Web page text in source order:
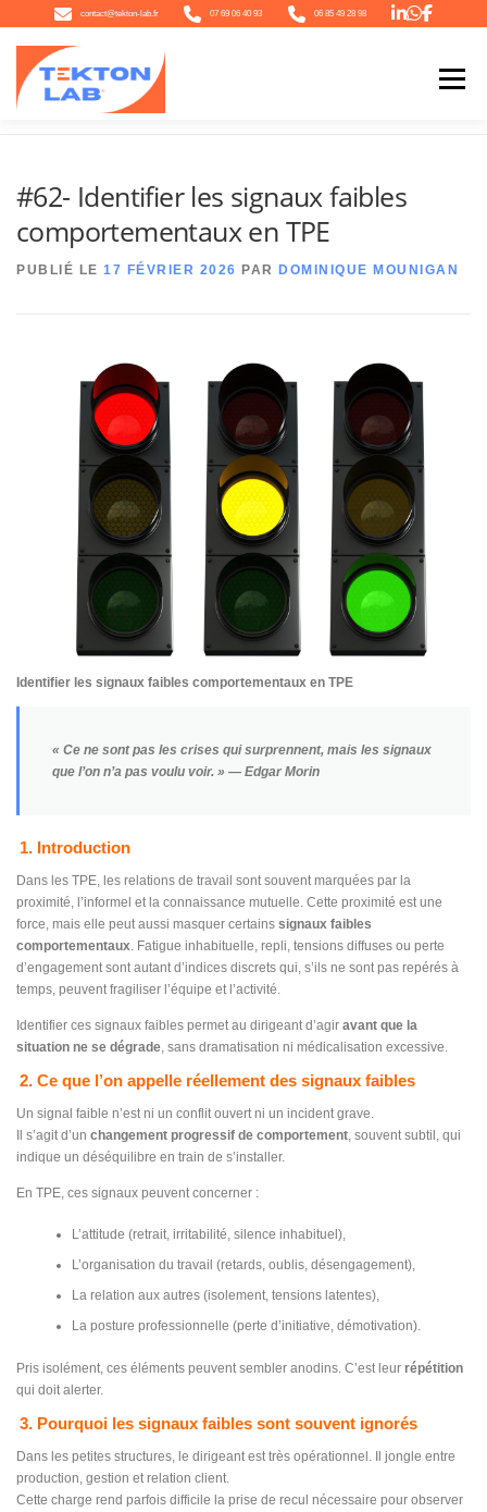
contact@tekton-lab.fr 07 69 06 40 93 06 85 49 28 98
au
contenu
Menu
L’ACTU CONTACT
Accueil #62- Identifier les signaux faibles comportementaux en TPE
#62- Identifier les signaux faibles
comportementaux en TPE
PUBLIÉ LE 17 FÉVRIER 2026 PAR DOMINIQUE MOUNIGAN
Identifier les signaux faibles comportementaux en TPE
« Ce ne sont pas les crises qui surprennent, mais les signaux
que l’on n’a pas voulu voir. » — Edgar Morin
1. Introduction
Dans les TPE, les relations de travail sont souvent marquées par la
proximité, l’informel et la connaissance mutuelle. Cette proximité est une
force, mais elle peut aussi masquer certains signaux faibles
comportementaux . Fatigue inhabituelle, repli, tensions diffuses ou perte
d’engagement sont autant d’indices discrets qui, s’ils ne sont pas repérés à
temps, peuvent fragiliser l’équipe et l’activité.
Identifier ces signaux faibles permet au dirigeant d’agir avant que la
situation ne se dégrade , sans dramatisation ni médicalisation excessive.
2. Ce que l’on appelle réellement des signaux faibles
Un signal faible n’est ni un conflit ouvert ni un incident grave.
Il s’agit d’un changement progressif de comportement, souvent subtil, qui
indique un déséquilibre en train de s’installer.
En TPE, ces signaux peuvent concerner :
L’attitude (retrait, irritabilité, silence inhabituel),
L’organisation du travail (retards, oublis, désengagement),
La relation aux autres (isolement, tensions latentes),
La posture professionnelle (perte d’initiative, démotivation).
Pris isolément, ces éléments peuvent sembler anodins. C’est leur répétition
qui doit alerter.
3. Pourquoi les signaux faibles sont souvent ignorés
Dans les petites structures, le dirigeant est très opérationnel. Il jongle entre
production, gestion et relation client.
Cette charge rend parfois difficile la prise de recul nécessaire pour observer